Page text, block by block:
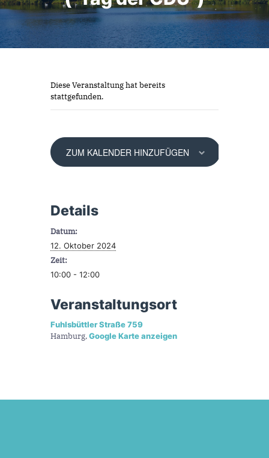
Diese Veranstaltung hat bereits
stattgefunden.
ZUM KALENDER HINZUFÜGEN
Details
Datum:
12. Oktober 2024
Zeit:
10:00 - 12:00
Veranstaltungsort
Fuhlsbüttler Straße 759
Hamburg,Google Karte anzeigen